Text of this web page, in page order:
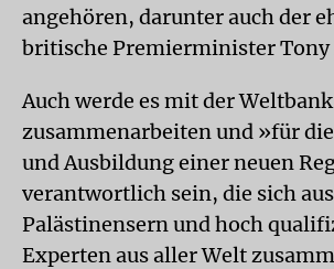
angehören, darunter auch der
britische Premierminister Tony
Auch werde es mit der Weltbank
zusammenarbeiten und »für
und Ausbildung einer neuen
verantwortlich sein, die sich aus
Palästinensern und hoch
Experten aus aller Welt